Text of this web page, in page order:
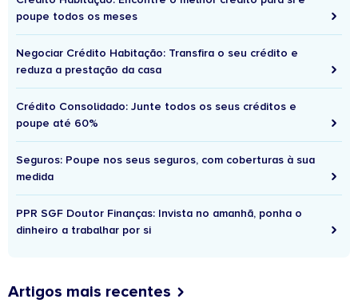
poupe todos os meses
Negociar Crédito Habitação: Transfira o seu crédito e
reduza a prestação da casa
Crédito Consolidado: Junte todos os seus créditos e
poupe até 60%
Seguros: Poupe nos seus seguros, com coberturas à sua
medida
PPR SGF Doutor Finanças: Invista no amanhã, ponha o
dinheiro a trabalhar por si
Artigos mais recentes